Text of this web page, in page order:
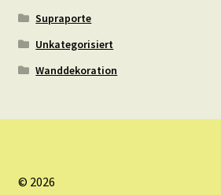
Supraporte
Unkategorisiert
Wanddekoration
© 2026